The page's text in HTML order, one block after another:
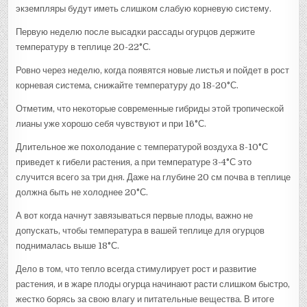
экземпляры будут иметь слишком слабую корневую систему.
Первую неделю после высадки рассады огурцов держите
температуру в теплице 20-22°С.
Ровно через неделю, когда появятся новые листья и пойдет в рост
корневая система, снижайте температуру до 18-20°С.
Отметим, что некоторые современные гибриды этой тропической
лианы уже хорошо себя чувствуют и при 16°С.
Длительное же похолодание с температурой воздуха 8-10°С
приведет к гибели растения, а при температуре 3-4°С это
случится всего за три дня. Даже на глубине 20 см почва в теплице
должна быть не холоднее 20°С.
А вот когда начнут завязываться первые плоды, важно не
допускать, чтобы температура в вашей теплице для огурцов
поднималась выше 18°С.
Дело в том, что тепло всегда стимулирует рост и развитие
растения, и в жаре плоды огурца начинают расти слишком быстро,
жестко борясь за свою влагу и питательные вещества. В итоге